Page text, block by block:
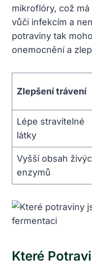
mikroflóry, což
vůči infekcím a
potraviny tak
onemocnění a
Zlepšení trávení
Lépe stravitelné
látky
Vyšší obsah
enzymů
Které